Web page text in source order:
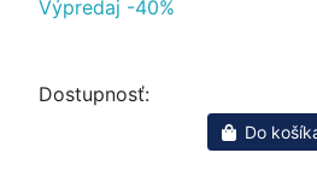
Výpredaj -40%
Dostupnosť:
Do